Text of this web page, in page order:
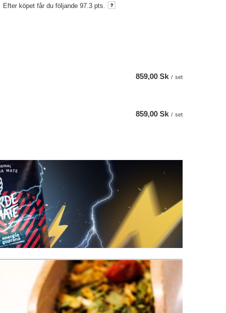
Efter köpet får du följande97.3 pts.
859,00 Sk / set
859,00 Sk / set